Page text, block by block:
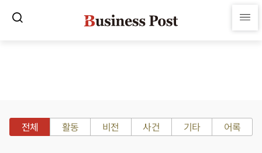
전체 활동 비전 사건 기타 어록